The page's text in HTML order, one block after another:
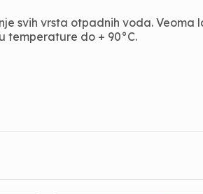
svih vrsta otpadnih voda. Veoma
temperature do + 90°C.